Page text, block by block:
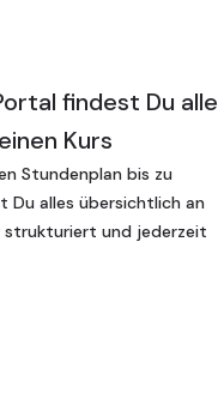
findest Du alle
Kurs
Stundenplan bis zu
Du alles übersichtlich an
strukturiert und jederzeit